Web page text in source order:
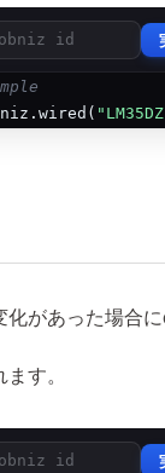
化があった場合
す。